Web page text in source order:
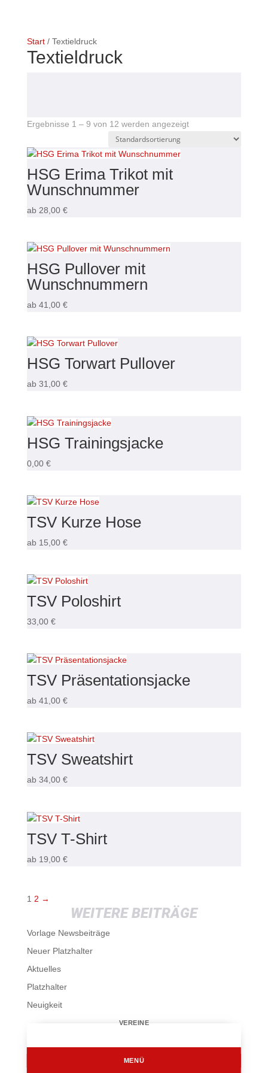
Start/ Textieldruck
Textieldruck
Ergebnisse 1 – 9 von 12 werden angezeigt
HSG Erima Trikot mit
Wunschnummer
ab 28,00 €
HSG Pullover mit
Wunschnummern
ab 41,00 €
HSG Torwart Pullover
ab 31,00 €
HSG Trainingsjacke
0,00 €
TSV Kurze Hose
ab 15,00 €
TSV Poloshirt
33,00 €
TSV Präsentationsjacke
ab 41,00 €
TSV Sweatshirt
ab 34,00 €
TSV T-Shirt
ab 19,00 €
1 2 →
WEITERE BEITRÄGE
Vorlage Newsbeiträge
Neuer Platzhalter
Aktuelles
Platzhalter
Neuigkeit
VEREINE
MENÜ